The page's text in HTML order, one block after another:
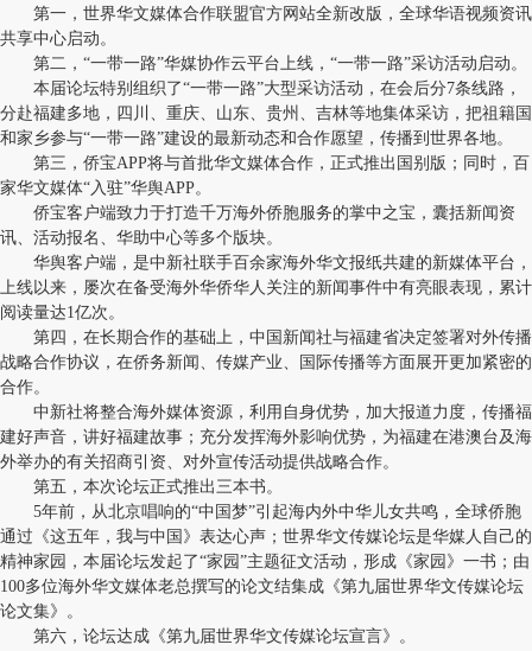
第一，世界华文媒体合作联盟官方网站全新改版，全球华语视频资讯
共享中心启动。
第二，“一带一路”华媒协作云平台上线，“一带一路”采访活动启动。
本届论坛特别组织了“一带一路”大型采访活动，在会后分7条线路，
分赴福建多地，四川、重庆、山东、贵州、吉林等地集体采访，把祖籍国
和家乡参与“一带一路”建设的最新动态和合作愿望，传播到世界各地。
第三，侨宝APP将与首批华文媒体合作，正式推出国别版；同时，百
家华文媒体“入驻”华舆APP。
侨宝客户端致力于打造千万海外侨胞服务的掌中之宝，囊括新闻资
讯、活动报名、华助中心等多个版块。
华舆客户端，是中新社联手百余家海外华文报纸共建的新媒体平台，
上线以来，屡次在备受海外华侨华人关注的新闻事件中有亮眼表现，累计
阅读量达1亿次。
第四，在长期合作的基础上，中国新闻社与福建省决定签署对外传播
战略合作协议，在侨务新闻、传媒产业、国际传播等方面展开更加紧密的
合作。
中新社将整合海外媒体资源，利用自身优势，加大报道力度，传播福
建好声音，讲好福建故事；充分发挥海外影响优势，为福建在港澳台及海
外举办的有关招商引资、对外宣传活动提供战略合作。
第五，本次论坛正式推出三本书。
5年前，从北京唱响的“中国梦”引起海内外中华儿女共鸣，全球侨胞
通过《这五年，我与中国》表达心声；世界华文传媒论坛是华媒人自己的
精神家园，本届论坛发起了“家园”主题征文活动，形成《家园》一书；由
100多位海外华文媒体老总撰写的论文结集成《第九届世界华文传媒论坛
论文集》。
第六，论坛达成《第九届世界华文传媒论坛宣言》。